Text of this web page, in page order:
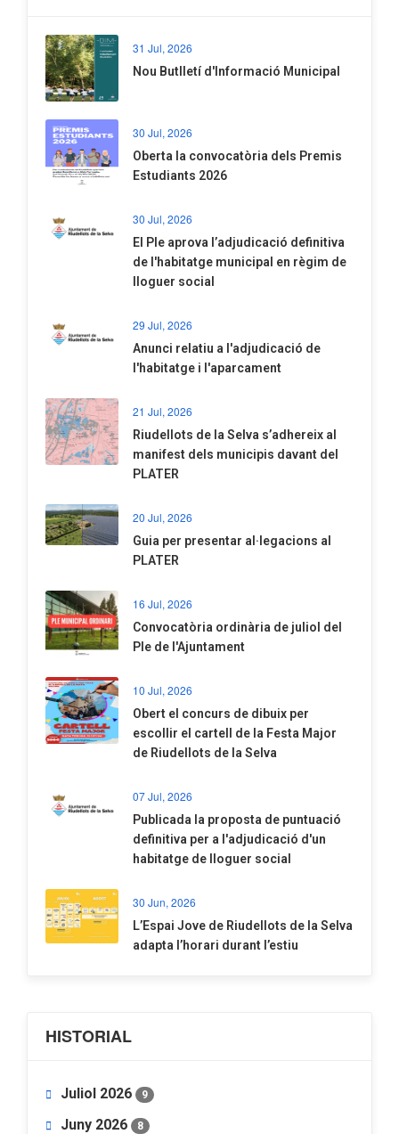
31 Jul, 2026
Nou Butlletí d'Informació Municipal
30 Jul, 2026
Oberta la convocatòria dels Premis
Estudiants 2026
30 Jul, 2026
El Ple aprova l’adjudicació definitiva
de l'habitatge municipal en règim de
lloguer social
29 Jul, 2026
Anunci relatiu a l'adjudicació de
l'habitatge i l'aparcament
21 Jul, 2026
Riudellots de la Selva s’adhereix al
manifest dels municipis davant del
PLATER
20 Jul, 2026
​Guia per presentar al·legacions al
PLATER
16 Jul, 2026
Convocatòria ordinària de juliol del
Ple de l'Ajuntament
10 Jul, 2026
​Obert el concurs de dibuix per
escollir el cartell de la Festa Major
de Riudellots de la Selva
07 Jul, 2026
​Publicada la proposta de puntuació
definitiva per a l'adjudicació d'un
habitatge de lloguer social
30 Jun, 2026
​L’Espai Jove de Riudellots de la Selva
adapta l’horari durant l’estiu
HISTORIAL
Juliol 2026 9
Juny 2026 8